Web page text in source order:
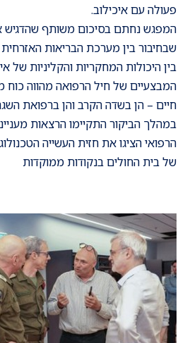
פעולה עם איכילוב.
המפגש נחתם בסיכום משותף שהדגיש
שבחיבור בין מערכת הבריאות
בין היכולות המחקריות והקליניות של
המבצעיים של חיל הרפואה מהווה כוח
חיים – הן בשדה הקרב והן ברפואת
במהלך הביקור התקיימו הרצאות
הרפואי הציגו את חזית העשייה
של בית החולים בנקודות ממוקדות